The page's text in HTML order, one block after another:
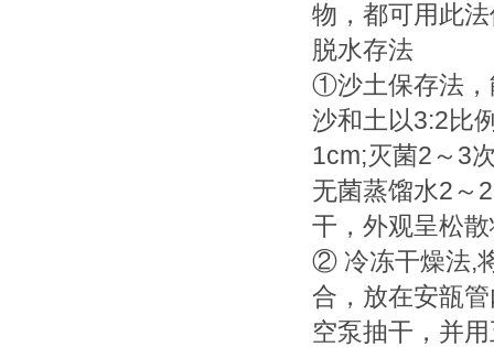
物，都可用此
脱水存法
①沙土保存法，
沙和土以3:2比
1cm;灭菌2～3
无菌蒸馏水2～
干，外观呈松
② 冷冻干燥法,
合，放在安瓿
空泵抽干，并